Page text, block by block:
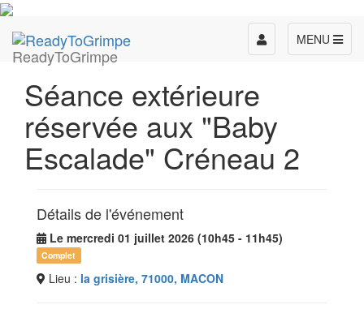
ReadyToGrimpe
MENU
Toggle
navigation
Séance extérieure
réservée aux "Baby
Escalade" Créneau 2
Détails de l'événement
Le mercredi 01 juillet 2026 (10h45 - 11h45)
Complet
Lieu : la grisière, 71000, MACON